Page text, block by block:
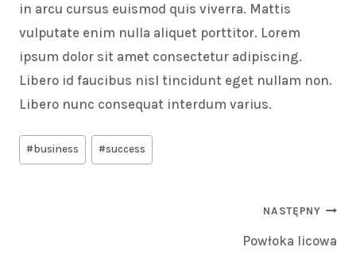
in arcu cursus euismod quis viverra. Mattis
vulputate enim nulla aliquet porttitor. Lorem
ipsum dolor sit amet consectetur adipiscing.
Libero id faucibus nisl tincidunt eget nullam non.
Libero nunc consequat interdum varius.
#business #success
NASTĘPNY
Powłoka licowa